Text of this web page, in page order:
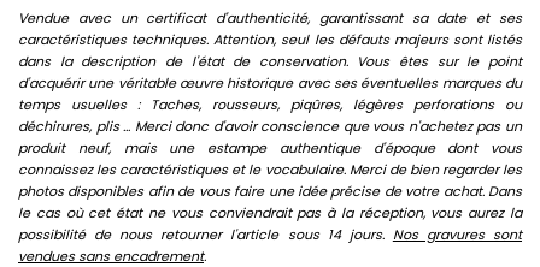
Vendue avec un certificat d'authenticité, garantissant sa date et ses
caractéristiques techniques. Attention, seul les défauts majeurs sont listés
dans la description de l'état de conservation. Vous êtes sur le point
d'acquérir une véritable œuvre historique avec ses éventuelles marques du
temps usuelles : Taches, rousseurs, piqûres, légères perforations ou
déchirures, plis ... Merci donc d'avoir conscience que vous n'achetez pas un
produit neuf, mais une estampe authentique d'époque dont vous
connaissez les caractéristiques et le vocabulaire. Merci de bien regarder les
photos disponibles afin de vous faire une idée précise de votre achat. Dans
le cas où cet état ne vous conviendrait pas à la réception, vous aurez la
possibilité de nous retourner l'article sous 14 jours. Nos gravures sont
vendues sans encadrement.